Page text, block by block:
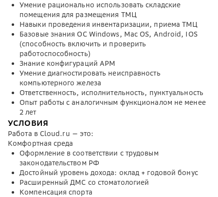
Умение рационально использовать складские
помещения для размещения ТМЦ
Навыки проведения инвентаризации, приема ТМЦ
Базовые знания ОС Windows, Mac OS, Android, IOS
(способность включить и проверить
работоспособность)
Знание конфигураций АРМ
Умение диагностировать неисправность
компьютерного железа
Ответственность, исполнительность, пунктуальность
Опыт работы с аналогичным функционалом не менее
2 лет
УСЛОВИЯ
Работа в Cloud.ru — это:
Комфортная среда
Оформление в соответствии с трудовым
законодательством РФ
Достойный уровень дохода: оклад + годовой бонус
Расширенный ДМС со стоматологией
Компенсация спорта